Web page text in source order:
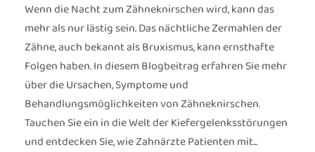
Wenn die Nacht zum Zähneknirschen wird, kann das
mehr als nur lästig sein. Das nächtliche Zermahlen der
Zähne, auch bekannt als Bruxismus, kann ernsthafte
Folgen haben. In diesem Blogbeitrag erfahren Sie mehr
über die Ursachen, Symptome und
Behandlungsmöglichkeiten von Zähneknirschen.
Tauchen Sie ein in die Welt der Kiefergelenksstörungen
und entdecken Sie, wie Zahnärzte Patienten mit...